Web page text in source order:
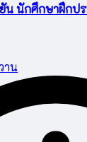
นักศึกษาฝึกป
าน